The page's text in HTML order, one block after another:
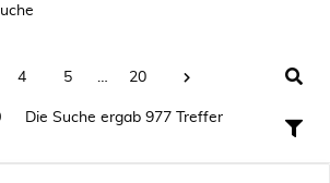
4 5 … 20
Die Suche ergab 977 Treffer